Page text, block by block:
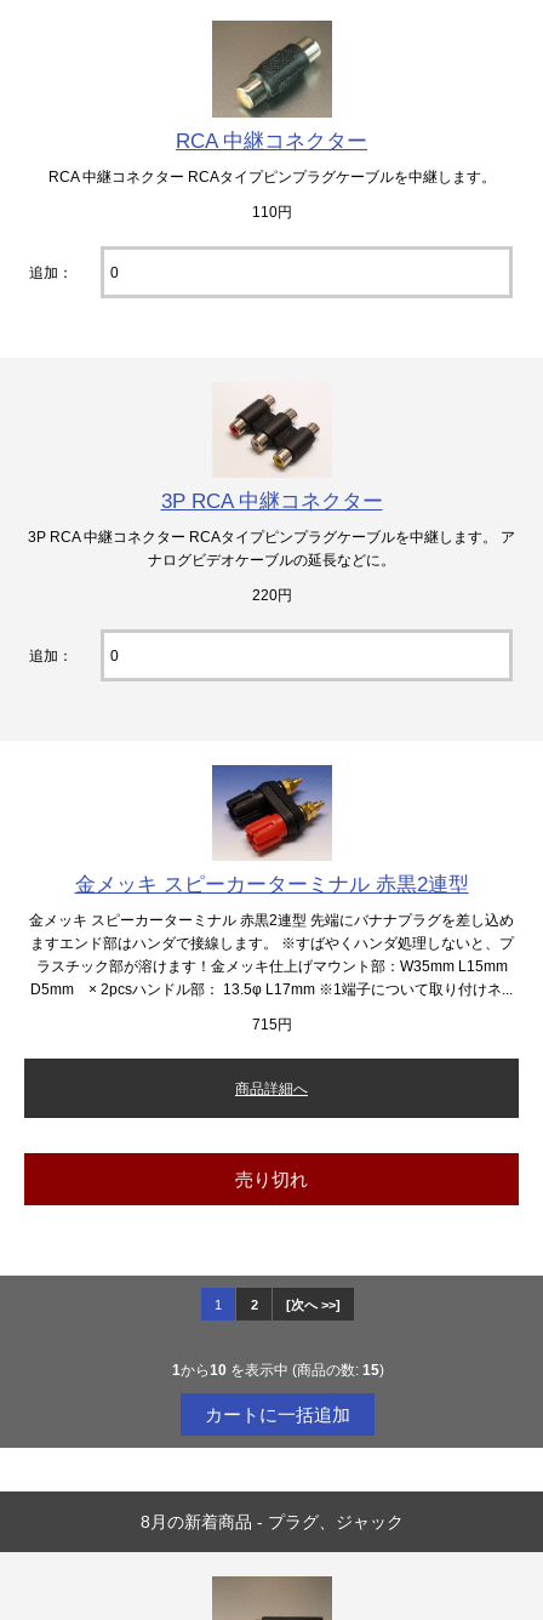
RCA 中継コネクター
RCA 中継コネクター RCAタイプピンプラグケーブルを中継します。
110円
追加：
3P RCA 中継コネクター
3P RCA 中継コネクター RCAタイプピンプラグケーブルを中継します。 ア
ナログビデオケーブルの延長などに。
220円
追加：
金メッキ スピーカーターミナル 赤黒2連型
金メッキ スピーカーターミナル 赤黒2連型 先端にバナナプラグを差し込め
ますエンド部はハンダで接線します。 ※すばやくハンダ処理しないと、プ
ラスチック部が溶けます！金メッキ仕上げマウント部：W35mm L15mm
D5mm × 2pcsハンドル部： 13.5φ L17mm ※1端子について取り付けネ...
715円
商品詳細へ
売り切れ
1 2 [次へ >>]
1から10を表示中 (商品の数: 15)
8月の新着商品 - プラグ、ジャック